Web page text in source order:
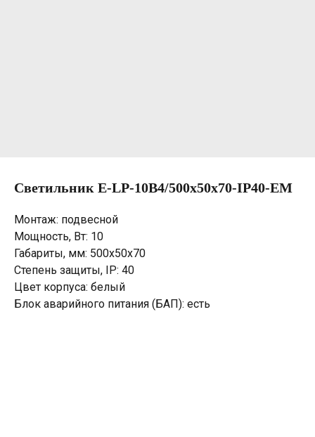
Светильник E-LP-10B4/500х50х70-IP40-EM
Монтаж: подвесной
Мощность, Вт: 10
Габариты, мм: 500х50х70
Степень защиты, IP: 40
Цвет корпуса: белый
Блок аварийного питания (БАП): есть